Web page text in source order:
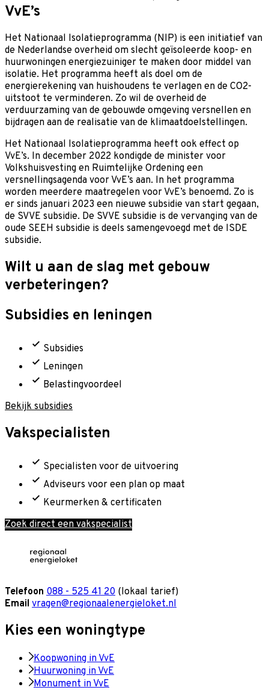
VvE’s
Het Nationaal Isolatieprogramma (NIP) is een initiatief van
de Nederlandse overheid om slecht geïsoleerde koop- en
huurwoningen energiezuiniger te maken door middel van
isolatie. Het programma heeft als doel om de
energierekening van huishoudens te verlagen en de CO2-
uitstoot te verminderen. Zo wil de overheid de
verduurzaming van de gebouwde omgeving versnellen en
bijdragen aan de realisatie van de klimaatdoelstellingen.
Het Nationaal Isolatieprogramma heeft ook effect op
VvE’s. In december 2022 kondigde de minister voor
Volkshuisvesting en Ruimtelijke Ordening een
versnellingsagenda voor VvE’s aan. In het programma
worden meerdere maatregelen voor VvE’s benoemd. Zo is
er sinds januari 2023 een nieuwe subsidie van start gegaan,
de SVVE subsidie. De SVVE subsidie is de vervanging van de
oude SEEH subsidie is deels samengevoegd met de ISDE
subsidie.
Wilt u aan de slag met gebouw
verbeteringen?
Subsidies en leningen
Subsidies
Leningen
Belastingvoordeel
Bekijk subsidies
Vakspecialisten
Specialisten voor de uitvoering
Adviseurs voor een plan op maat
Keurmerken & certificaten
Zoek direct een vakspecialist
Telefoon 088 - 525 41 20 (lokaal tarief)
Email vragen@regionaalenergieloket.nl
Kies een woningtype
Koopwoning in VvE
Huurwoning in VvE
Monument in VvE